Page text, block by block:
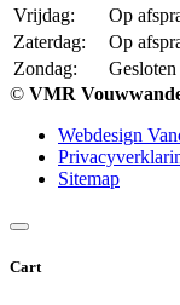
Vrijdag:
Op
Zaterdag:
Op
Zondag:
Gesloten
© VMR
Webdesign
Sitemap
Cart